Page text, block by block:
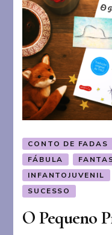
CONTO DE FADAS
FÁBULA
INFANTOJUVENIL
SUCESSO
O Pequeno